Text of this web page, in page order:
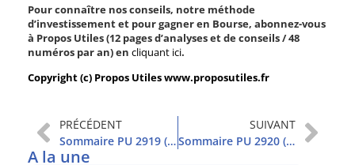
Pour connaître nos conseils, notre méthode
d’investissement et pour gagner en Bourse, abonnez-vous
à Propos Utiles (12 pages d’analyses et de conseils / 48
numéros par an) en cliquant ici.
Copyright (c) Propos Utiles www.proposutiles.fr
PRÉCÉDENT
Sommaire PU 2919 (23/9/2020)
SUIVANT
Sommaire PU 2920 (29/9/2020)
A la une